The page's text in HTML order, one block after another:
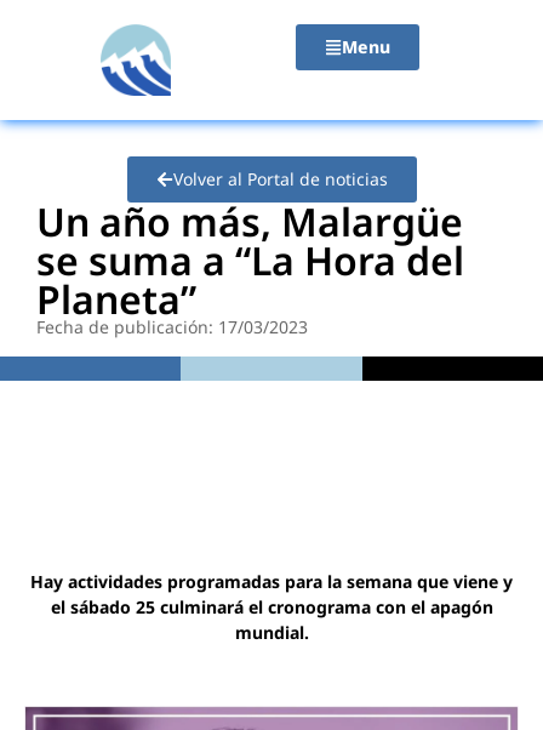
Menu
Volver al Portal de noticias
Un año más, Malargüe
se suma a “La Hora del
Planeta”
Fecha de publicación: 17/03/2023
Hay actividades programadas para la semana que viene y
el sábado 25 culminará el cronograma con el apagón
mundial.